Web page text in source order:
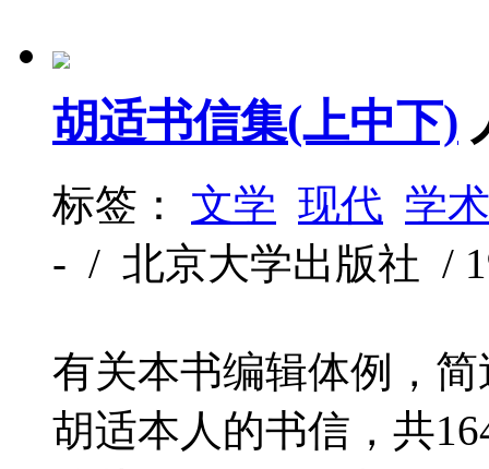
胡适书信集(上中下)
标签： 文学 现代 学
- / 北京大学出版社 /
有关本书编辑体例
胡适本人的书信，共